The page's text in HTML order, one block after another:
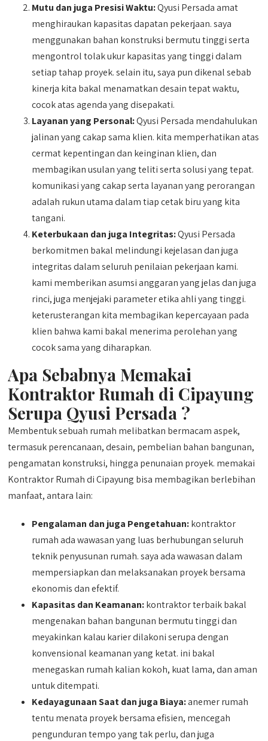
Mutu dan juga Presisi Waktu:Qyusi Persada amat
menghiraukan kapasitas dapatan pekerjaan. saya
menggunakan bahan konstruksi bermutu tinggi serta
mengontrol tolak ukur kapasitas yang tinggi dalam
setiap tahap proyek. selain itu, saya pun dikenal sebab
kinerja kita bakal menamatkan desain tepat waktu,
cocok atas agenda yang disepakati.
Layanan yang Personal:Qyusi Persada mendahulukan
jalinan yang cakap sama klien. kita memperhatikan atas
cermat kepentingan dan keinginan klien, dan
membagikan usulan yang teliti serta solusi yang tepat.
komunikasi yang cakap serta layanan yang perorangan
adalah rukun utama dalam tiap cetak biru yang kita
tangani.
Keterbukaan dan juga Integritas:Qyusi Persada
berkomitmen bakal melindungi kejelasan dan juga
integritas dalam seluruh penilaian pekerjaan kami.
kami memberikan asumsi anggaran yang jelas dan juga
rinci, juga menjejaki parameter etika ahli yang tinggi.
keterusterangan kita membagikan kepercayaan pada
klien bahwa kami bakal menerima perolehan yang
cocok sama yang diharapkan.
Apa Sebabnya Memakai
Kontraktor Rumah di Cipayung
Serupa Qyusi Persada ?
Membentuk sebuah rumah melibatkan bermacam aspek,
termasuk perencanaan, desain, pembelian bahan bangunan,
pengamatan konstruksi, hingga penunaian proyek. memakai
Kontraktor Rumah di Cipayung bisa membagikan berlebihan
manfaat, antara lain:
Pengalaman dan juga Pengetahuan:kontraktor
rumah ada wawasan yang luas berhubungan seluruh
teknik penyusunan rumah. saya ada wawasan dalam
mempersiapkan dan melaksanakan proyek bersama
ekonomis dan efektif.
Kapasitas dan Keamanan:kontraktor terbaik bakal
mengenakan bahan bangunan bermutu tinggi dan
meyakinkan kalau karier dilakoni serupa dengan
konvensional keamanan yang ketat. ini bakal
menegaskan rumah kalian kokoh, kuat lama, dan aman
untuk ditempati.
Kedayagunaan Saat dan juga Biaya:anemer rumah
tentu menata proyek bersama efisien, mencegah
pengunduran tempo yang tak perlu, dan juga